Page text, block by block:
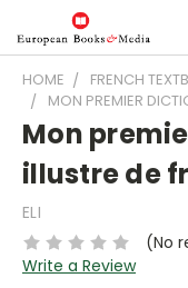
HOME FRENCH
MON PREMIER
Mon
illustre de
ELI
(No
Write a Review